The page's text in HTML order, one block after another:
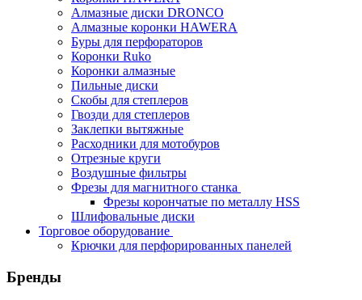
Алмазные диски DRONCO
Алмазные коронки HAWERA
Буры для перфораторов
Коронки Ruko
Коронки алмазные
Пильные диски
Скобы для степлеров
Гвозди для степлеров
Заклепки вытяжные
Расходники для мотобуров
Отрезные круги
Воздушные фильтры
Фрезы для магнитного станка
Фрезы корончатые по металлу HSS
Шлифовальные диски
Торговое оборудование
Крючки для перфорированных панелей
Бренды